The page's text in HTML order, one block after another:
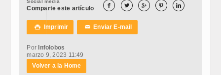
Social media
Comparte este artículo     
 Imprimir ✉Enviar E-mail
Por Infolobos
marzo 9, 2023 11:49
Volver a la Home